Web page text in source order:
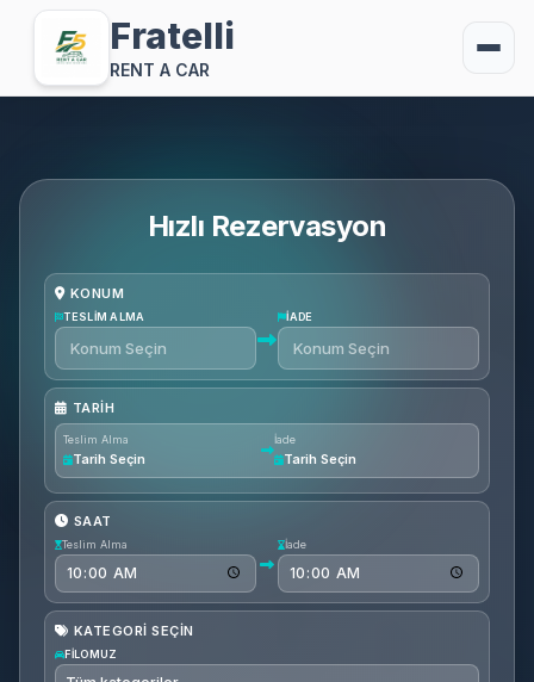
Fratelli
RENT A CAR
Hızlı Rezervasyon
KONUM
TESLIM ALMA İADE
TARIH
Teslim Alma
Tarih Seçin
İade
Tarih Seçin
SAAT
Teslim Alma İade
KATEGORI SEÇIN
FİLOMUZ